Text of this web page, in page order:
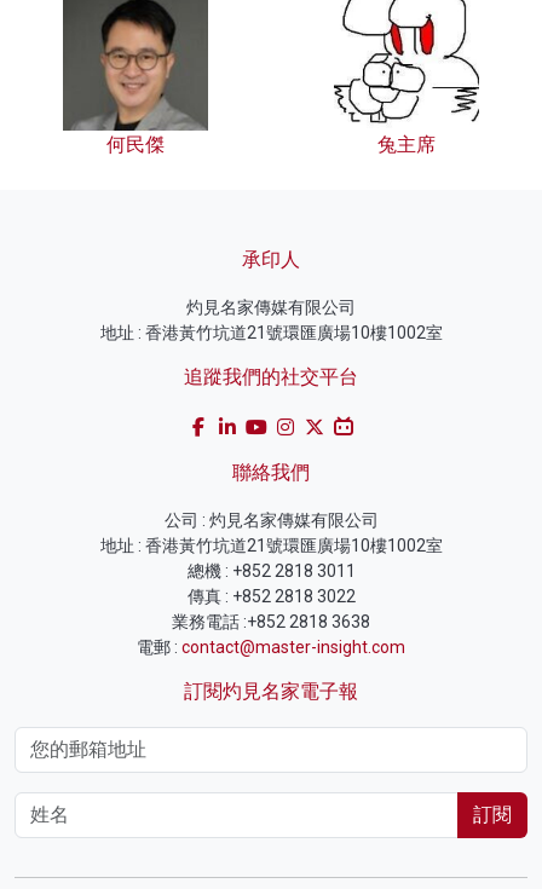
何民傑 兔主席
承印人
灼見名家傳媒有限公司
地址 : 香港黃竹坑道21號環匯廣場10樓1002室
追蹤我們的社交平台
聯絡我們
公司 : 灼見名家傳媒有限公司
地址 : 香港黃竹坑道21號環匯廣場10樓1002室
總機 : +852 2818 3011
傳真 : +852 2818 3022
業務電話 :+852 2818 3638
電郵 : contact@master-insight.com
訂閱灼見名家電子報
訂閱